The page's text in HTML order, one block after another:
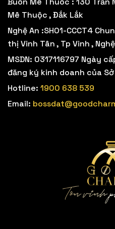
Mê Thuộc , Đắk Lắk
Nghệ An :SH01-CCCT4
thị Vinh Tân , Tp Vinh ,
MSDN: 0317116797 Ngày
đăng ký kinh doanh của
Hotline: 1900 638 539
Email: